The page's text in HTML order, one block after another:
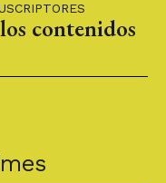
contenidos